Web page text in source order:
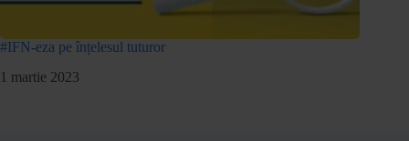
#IFN-eza pe înțelesul tuturor
1 martie 2023